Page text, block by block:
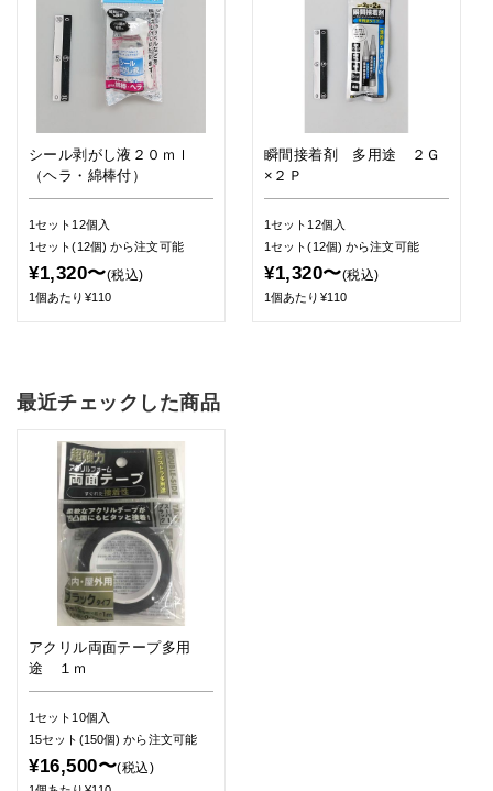
シール剥がし液２０ｍｌ
（ヘラ・綿棒付）
1セット12個入
1セット(12個)から注文可能
¥1,320〜(税込)
1個あたり¥110
瞬間接着剤 多用途 ２Ｇ
×２Ｐ
1セット12個入
1セット(12個)から注文可能
¥1,320〜(税込)
1個あたり¥110
最近チェックした商品
アクリル両面テープ多用
途 １ｍ
1セット10個入
15セット(150個)から注文可能
¥16,500〜(税込)